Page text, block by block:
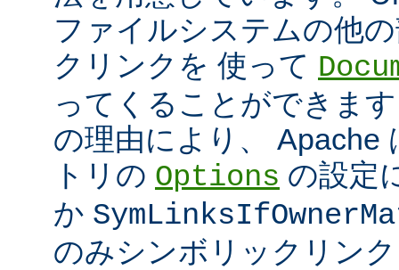
ファイルシステムの他
クリンクを 使って
ってくることができま
の理由により、 Apache
トリの Options の設定
か
のみシンボリックリン